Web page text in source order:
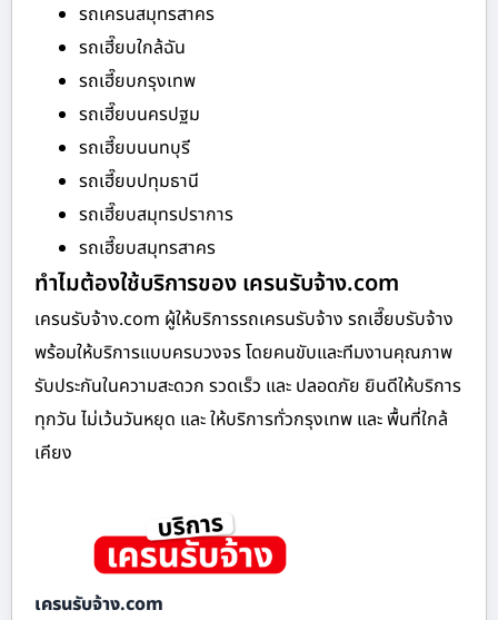
รถเครนสมุทรสาคร
รถเฮี๊ยบใกล้ฉัน
รถเฮี๊ยบกรุงเทพ
รถเฮี๊ยบนครปฐม
รถเฮี๊ยบนนทบุรี
รถเฮี๊ยบปทุมธานี
รถเฮี๊ยบสมุทรปราการ
รถเฮี๊ยบสมุทรสาคร
ทำไมต้องใช้บริการของ เครนรับจ้าง.com
เครนรับจ้าง.com ผู้ให้บริการรถเครนรับจ้าง รถเฮี๊ยบรับจ้าง
พร้อมให้บริการแบบครบวงจร โดยคนขับและทีมงานคุณภาพ
รับประกันในความสะดวก รวดเร็ว และ ปลอดภัย ยินดีให้บริการ
ทุกวัน ไม่เว้นวันหยุด และ ให้บริการทั่วกรุงเทพ และ พื้นที่ใกล้
เคียง
เครนรับจ้าง.com